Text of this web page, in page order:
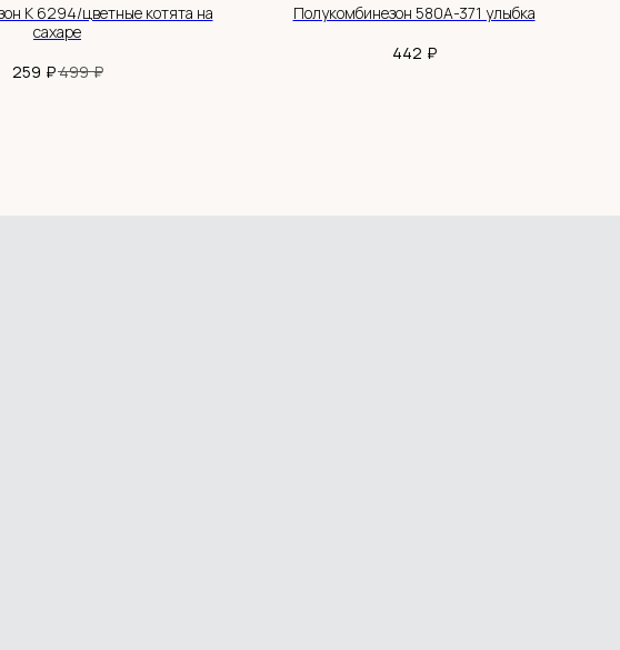
К 6294/цветные котята на
сахаре
259 ₽499 ₽
Полукомбинезон 580А-371 улыбка
442 ₽